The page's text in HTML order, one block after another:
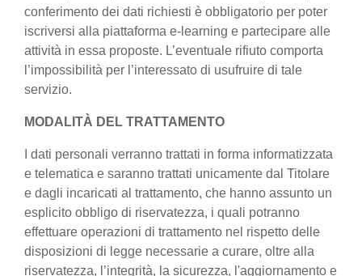
conferimento dei dati richiesti è obbligatorio per poter
iscriversi alla piattaforma e-learning e partecipare alle
attività in essa proposte. L’eventuale rifiuto comporta
l’impossibilità per l’interessato di usufruire di tale
servizio.
MODALITÀ DEL TRATTAMENTO
I dati personali verranno trattati in forma informatizzata
e telematica e saranno trattati unicamente dal Titolare
e dagli incaricati al trattamento, che hanno assunto un
esplicito obbligo di riservatezza, i quali potranno
effettuare operazioni di trattamento nel rispetto delle
disposizioni di legge necessarie a curare, oltre alla
riservatezza, l’integrità, la sicurezza, l'aggiornamento e